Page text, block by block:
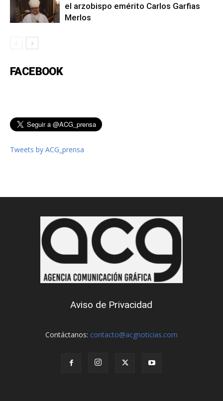
el arzobispo emérito Carlos Garfias
Merlos
FACEBOOK
Tweets by ACG_prensa
Aviso de Privacidad
Contáctanos: contacto@acgnoticias.com